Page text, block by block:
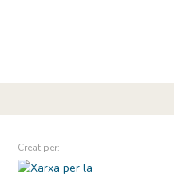
Creat per: